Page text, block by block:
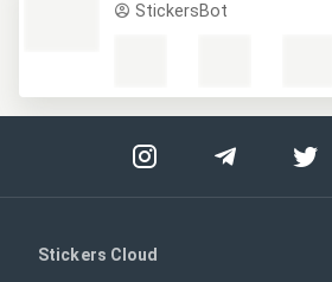
StickersBot
Stickers Cloud